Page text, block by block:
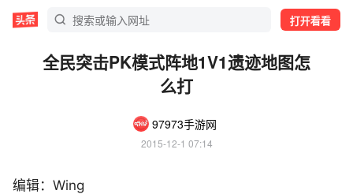
打开看看
全民突击PK模式阵地1V1遗迹地图怎
么打
97973手游网
2015-12-1 07:14
编辑：Wing